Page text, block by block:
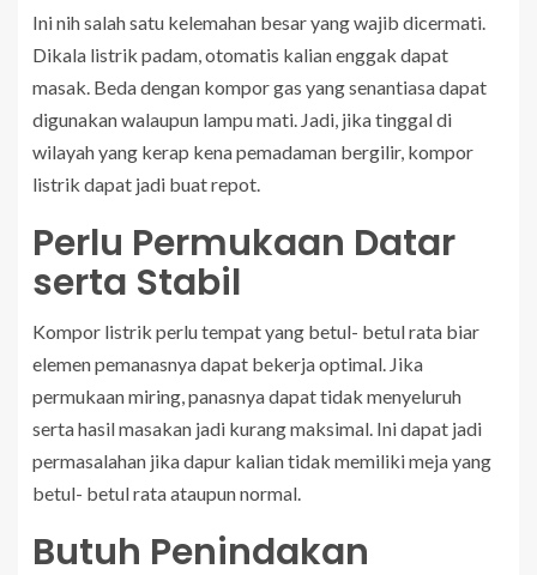
Ini nih salah satu kelemahan besar yang wajib dicermati.
Dikala listrik padam, otomatis kalian enggak dapat
masak. Beda dengan kompor gas yang senantiasa dapat
digunakan walaupun lampu mati. Jadi, jika tinggal di
wilayah yang kerap kena pemadaman bergilir, kompor
listrik dapat jadi buat repot.
Perlu Permukaan Datar
serta Stabil
Kompor listrik perlu tempat yang betul- betul rata biar
elemen pemanasnya dapat bekerja optimal. Jika
permukaan miring, panasnya dapat tidak menyeluruh
serta hasil masakan jadi kurang maksimal. Ini dapat jadi
permasalahan jika dapur kalian tidak memiliki meja yang
betul- betul rata ataupun normal.
Butuh Penindakan